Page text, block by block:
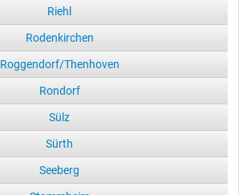
Riehl
Rodenkirchen
Roggendorf/Thenhoven
Rondorf
Sülz
Sürth
Seeberg